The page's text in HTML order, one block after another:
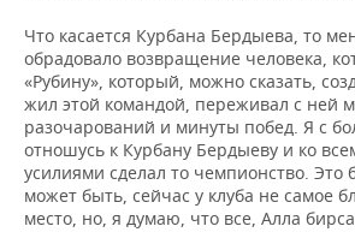
Что касается Курбана Бердыева, то
обрадовало возвращение человека,
«Рубину», который, можно сказать,
жил этой командой, переживал с ней
разочарований и минуты побед. Я с
отношусь к Курбану Бердыеву и ко
усилиями сделал то чемпионство. Это
может быть, сейчас у клуба не самое
место, но, я думаю, что все, Алла